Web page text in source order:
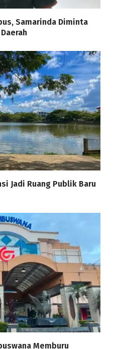
Samarinda Diminta
Jadi Ruang Publik Baru
Memburu